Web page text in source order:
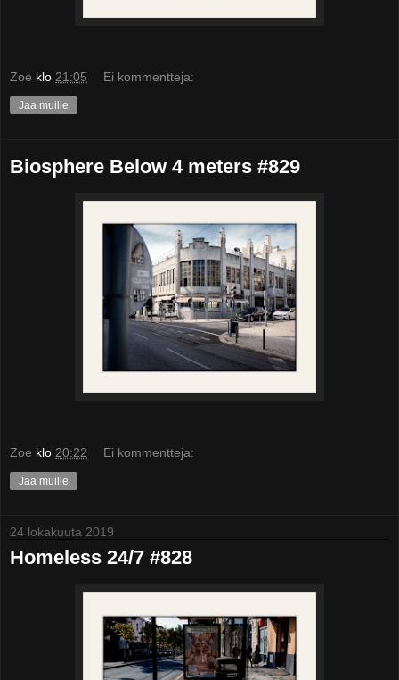
Zoe klo 21:05 Ei kommentteja:
Jaa muille
Biosphere Below 4 meters #829
Zoe klo 20:22 Ei kommentteja:
Jaa muille
24 lokakuuta 2019
Homeless 24/7 #828